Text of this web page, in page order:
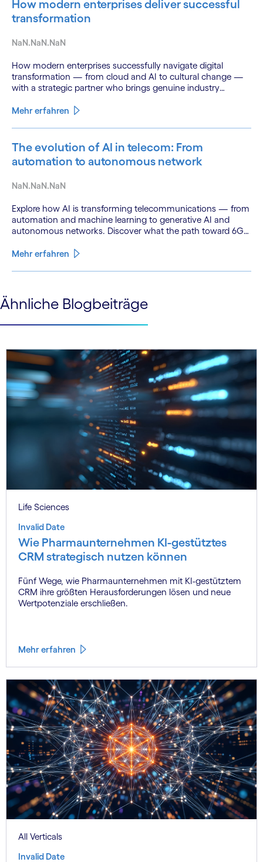
How modern enterprises deliver successful
transformation
NaN.NaN.NaN
How modern enterprises successfully navigate digital
transformation — from cloud and AI to cultural change —
with a strategic partner who brings genuine industry
Mehr erfahren
The evolution of AI in telecom: From
automation to autonomous network
NaN.NaN.NaN
Explore how AI is transforming telecommunications — from
automation and machine learning to generative AI and
autonomous networks. Discover what the path toward 6G
Mehr erfahren
See more See less
Ähnliche Blogbeiträge
Life Sciences
Invalid Date
Wie Pharmaunternehmen KI-gestütztes
CRM strategisch nutzen können
Fünf Wege, wie Pharmaunternehmen mit KI-gestütztem
CRM ihre größten Herausforderungen lösen und neue
Wertpotenziale erschließen.
Mehr erfahren
All Verticals
Invalid Date